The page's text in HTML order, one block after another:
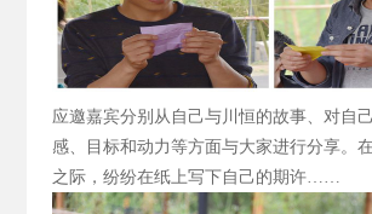
应邀嘉宾分别从自己与川恒的故事、对自
感、目标和动力等方面与大家进行分享。
之际，纷纷在纸上写下自己的期许……